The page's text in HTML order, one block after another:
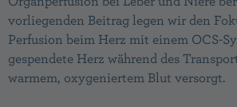
vorliegenden Beitrag legen wir den
Perfusion beim Herz mit einem OCS-
gespendete Herz während des
warmem, oxygeniertem Blut versorgt.